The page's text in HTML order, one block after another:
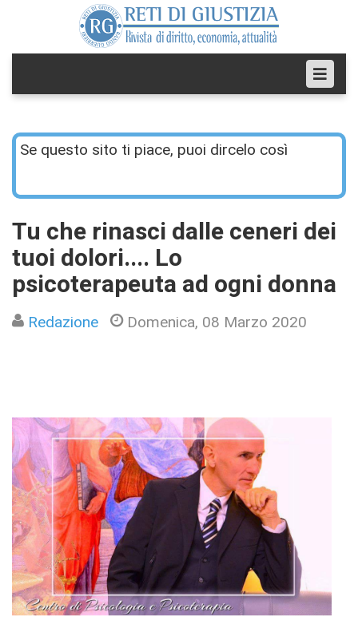
Se questo sito ti piace, puoi dircelo così
Tu che rinasci dalle ceneri dei
tuoi dolori.... Lo
psicoterapeuta ad ogni donna
Redazione Domenica, 08 Marzo 2020